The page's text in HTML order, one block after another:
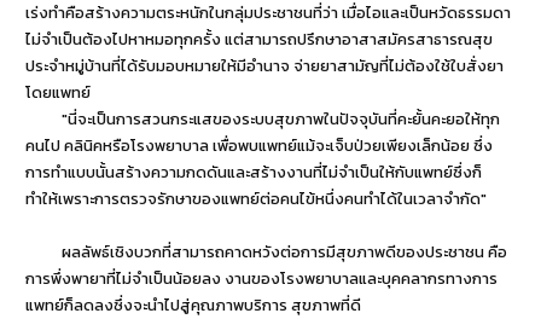
เร่งทำคือสร้างความตระหนักในกลุ่มประชาชนที่ว่า เมื่อไอและเป็นหวัดธรรมดา
ไม่จำเป็นต้องไปหาหมอทุกครั้ง แต่สามารถปรึกษาอาสาสมัครสาธารณสุข
ประจำหมู่บ้านที่ได้รับมอบหมายให้มีอำนาจ จ่ายยาสามัญที่ไม่ต้องใช้ใบสั่งยา
โดยแพทย์
"นี่จะเป็นการสวนกระแสของระบบสุขภาพในปัจจุบันที่คะยั้นคะยอให้ทุก
คนไป คลินิคหรือโรงพยาบาล เพื่อพบแพทย์แม้จะเจ็บป่วยเพียงเล็กน้อย ซึ่ง
การทำแบบนั้นสร้างความกดดันและสร้างงานที่ไม่จำเป็นให้กับแพทย์ซึ่งก็
ทำให้เพราะการตรวจรักษาของแพทย์ต่อคนไข้หนึ่งคนทำได้ในเวลาจำกัด"
ผลลัพธ์เชิงบวกที่สามารถคาดหวังต่อการมีสุขภาพดีของประชาชน คือ
การพึ่งพายาที่ไม่จำเป็นน้อยลง งานของโรงพยาบาลและบุคคลากรทางการ
แพทย์ก็ลดลงซึ่งจะนำไปสู่คุณภาพบริการ สุขภาพที่ดี